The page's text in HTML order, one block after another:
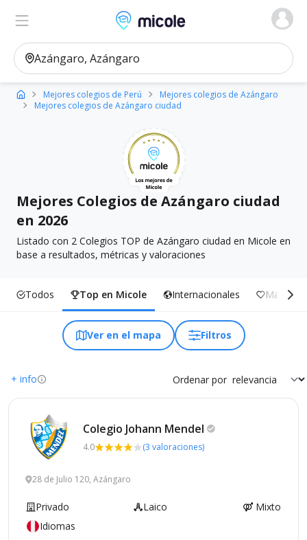
Micole, buscador de colegios
Ver en el mapa
Mejores colegios de Perú
Mejores colegios de Azángaro
Mejores colegios de Azángaro ciudad
Mejores Colegios de Azángaro ciudad
en 2026
Listado con 2 Colegios TOP de Azángaro ciudad en Micole en
base a resultados, métricas y valoraciones
Todos Top en Micole Internacionales Más
Ver en el mapa Filtros
+ info Ordenar por
Colegio Johann Mendel
4.0 (3 valoraciones)
28 de Julio 120, Azángaro
Privado Laico
Mixto
Idiomas